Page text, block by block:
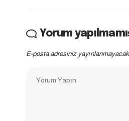
Yorum
E-posta adresiniz